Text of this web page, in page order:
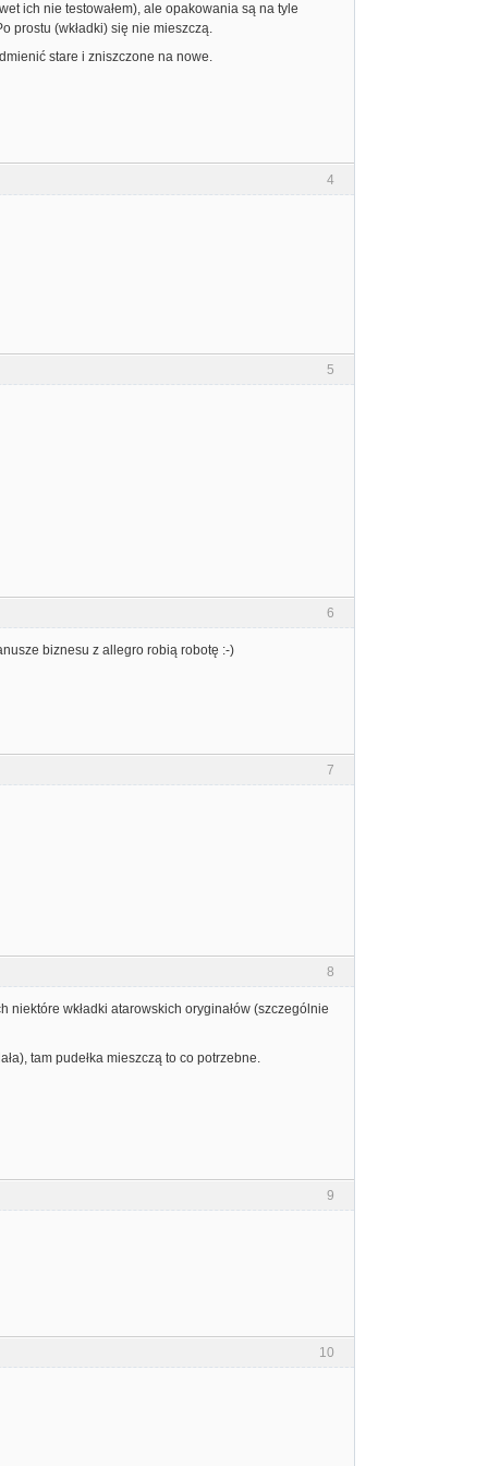
ich nie testowałem), ale opakowania są na tyle
prostu (wkładki) się nie mieszczą.
stare i zniszczone na nowe.
4
5
6
biznesu z allegro robią robotę :-)
7
8
niektóre wkładki atarowskich oryginałów (szczególnie
tam pudełka mieszczą to co potrzebne.
9
10